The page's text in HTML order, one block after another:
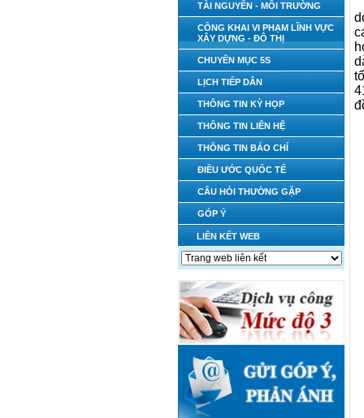
TÀI NGUYÊN - MÔI TRƯỜNG
CÔNG KHAI VI PHẠM LĨNH VỰC
XÂY DỰNG - ĐÔ THỊ
CHUYÊN MỤC 5S
LỊCH TIẾP DÂN
THÔNG TIN KỲ HỌP
THÔNG TIN LIÊN HỆ
THÔNG TIN BÁO CHÍ
ĐIỀU ƯỚC QUỐC TẾ
CÂU HỎI THƯỜNG GẶP
GÓP Ý
LIÊN KẾT WEB